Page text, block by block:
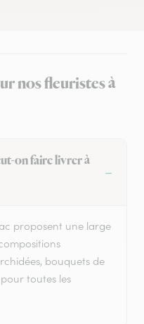
nos fleuristes à
on faire livrer à
proposent une large
bouquets de
toutes les